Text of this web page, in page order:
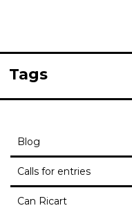
Tags
Blog
Calls for entries
Can Ricart